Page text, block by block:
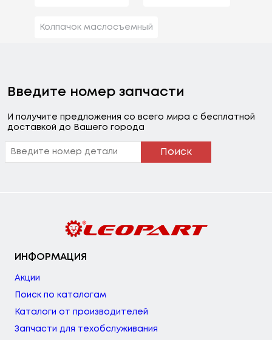
Колпачок маслосъемный
Введите номер запчасти
И получите предложения со всего мира с бесплатной
доставкой до Вашего города
Поиск
ИНФОРМАЦИЯ
Акции
Поиск по каталогам
Каталоги от производителей
Запчасти для техобслуживания